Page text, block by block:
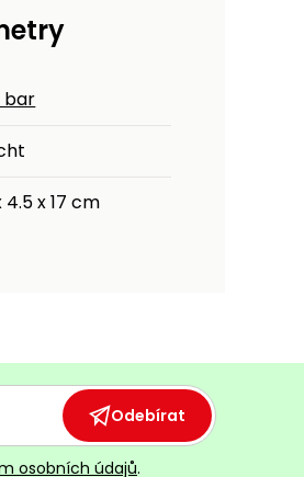
bar
4.5 x 17 cm
Odebírat
osobních údajů.